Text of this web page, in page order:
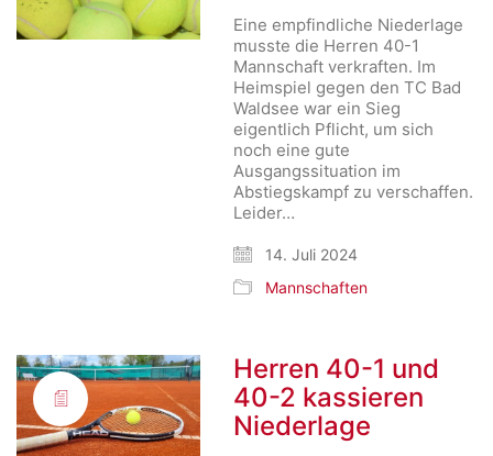
Eine empfindliche Niederlage
musste die Herren 40-1
Mannschaft verkraften. Im
Heimspiel gegen den TC Bad
Waldsee war ein Sieg
eigentlich Pflicht, um sich
noch eine gute
Ausgangssituation im
Abstiegskampf zu verschaffen.
Leider…
14. Juli 2024
Mannschaften
Herren 40-1 und
40-2 kassieren
Niederlage